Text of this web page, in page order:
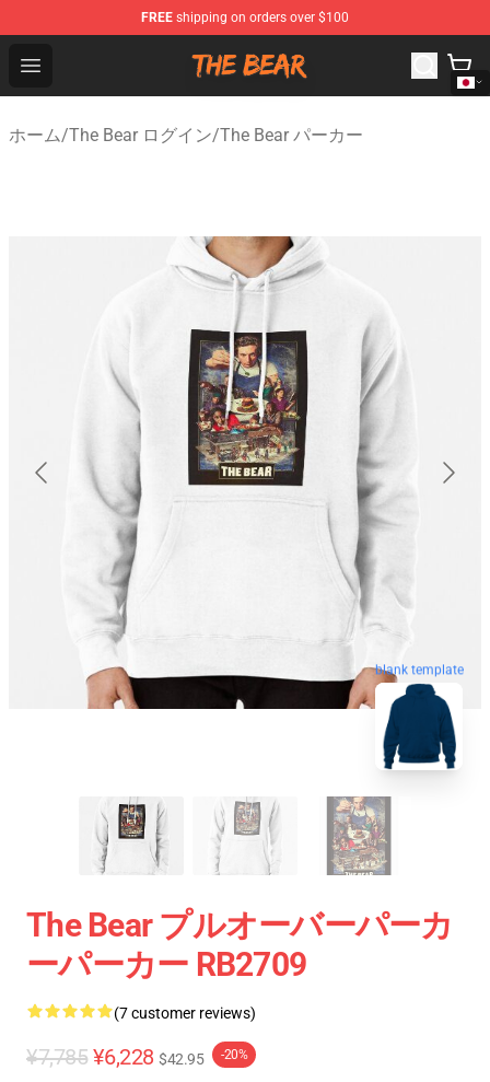
FREE shipping on orders over $100
Open menu
The Bear Shop - Official The Bear Merchandise Store
ホーム/The Bear ログイン/The Bear パーカー
blank template
The Bear プルオーバーパーカ
ーパーカー RB2709
(7 customer reviews)
¥7,785 ¥6,228 $42.95 -20%